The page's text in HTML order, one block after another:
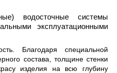
водосточные системы
эксплуатационными
Благодаря специальной
состава, толщине стенки
изделия на всю глубину